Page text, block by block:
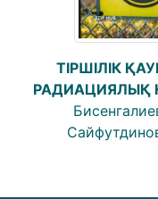
ТІРШІЛІК
РАДИАЦИЯЛЫҚ